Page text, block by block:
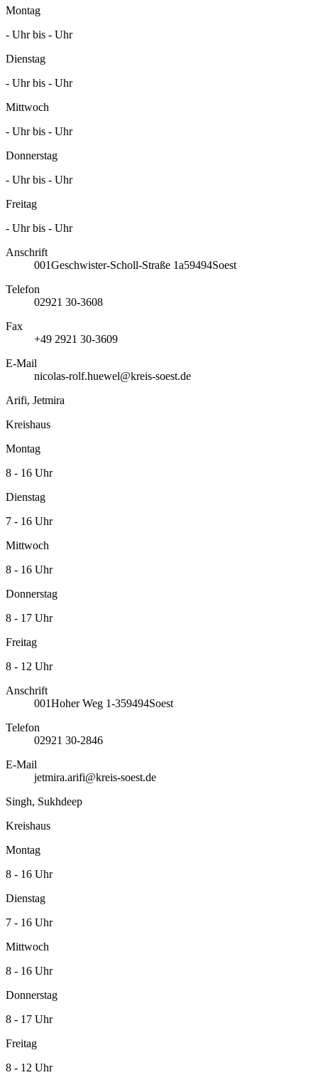
Montag
- Uhr bis - Uhr
Dienstag
- Uhr bis - Uhr
Mittwoch
- Uhr bis - Uhr
Donnerstag
- Uhr bis - Uhr
Freitag
- Uhr bis - Uhr
Anschrift
001Geschwister-Scholl-Straße 1a59494Soest
Telefon
02921 30-3608
Fax
+49 2921 30-3609
E-Mail
nicolas-rolf.huewel@kreis-soest.de
Arifi, Jetmira
Kreishaus
Montag
8 - 16 Uhr
Dienstag
7 - 16 Uhr
Mittwoch
8 - 16 Uhr
Donnerstag
8 - 17 Uhr
Freitag
8 - 12 Uhr
Anschrift
001Hoher Weg 1-359494Soest
Telefon
02921 30-2846
E-Mail
jetmira.arifi@kreis-soest.de
Singh, Sukhdeep
Kreishaus
Montag
8 - 16 Uhr
Dienstag
7 - 16 Uhr
Mittwoch
8 - 16 Uhr
Donnerstag
8 - 17 Uhr
Freitag
8 - 12 Uhr